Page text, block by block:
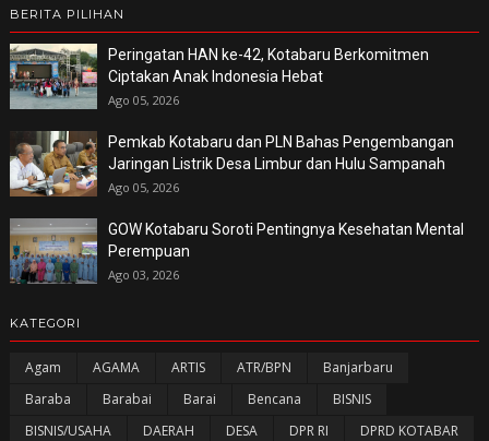
BERITA PILIHAN
Peringatan HAN ke-42, Kotabaru Berkomitmen
Ciptakan Anak Indonesia Hebat
Ago 05, 2026
Pemkab Kotabaru dan PLN Bahas Pengembangan
Jaringan Listrik Desa Limbur dan Hulu Sampanah
Ago 05, 2026
GOW Kotabaru Soroti Pentingnya Kesehatan Mental
Perempuan
Ago 03, 2026
KATEGORI
Agam AGAMA ARTIS ATR/BPN
Banjarbaru
Baraba
Barabai Barai Bencana
BISNIS
BISNIS/USAHA
DAERAH DESA DPR RI
DPRD KOTABAR